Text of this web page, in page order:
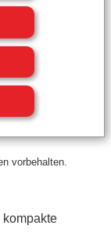
vorbehalten.
kompakte